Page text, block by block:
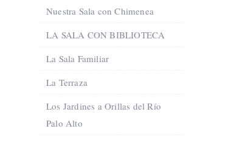
Nuestra Sala con Chimenea
LA SALA CON BIBLIOTECA
La Sala Familiar
La Terraza
Los Jardines a Orillas del Río
Palo Alto